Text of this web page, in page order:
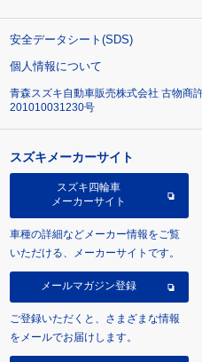
安全データシート(SDS)
個人情報について
青森スズキ自動車販売株式会社 古物商
201010031230号
スズキメーカーサイト
スズキ四輪車
メーカーサイト
車種の詳細などメーカー情報をご覧
いただける、メーカーサイトです。
メールマガジン登録
ご登録いただくと、さまざまな情報
をメールでお届けします。